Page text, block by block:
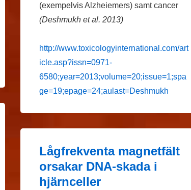
(exempelvis Alzheiemers) samt cancer
(Deshmukh et al. 2013)
http://www.toxicologyinternational.com/art
icle.asp?issn=0971-
6580;year=2013;volume=20;issue=1;spa
ge=19;epage=24;aulast=Deshmukh
Lågfrekventa magnetfält
orsakar DNA-skada i
hjärnceller